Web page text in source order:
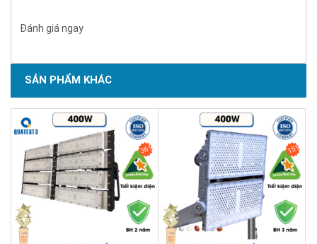
CÔNG TY TNHH TM KT HOÀNG QUỐC
BẢO
Hotline: 0937.685.000
Trụ sở chính: 126 Tân Quý, P.Tân Quý, Q.Tân Phú, TP.HCM
Chi Nhánh Q10: 324 Nhật Tảo, P.6, Q.10, TP.HCM
Chi Nhánh Thủ Đức: 307 Quốc lộ 13 Phường Hiệp Bình Phước ,
Thành Phố Thủ Đức.
Đánh giá ngay
SẢN PHẨM KHÁC
36% 15%